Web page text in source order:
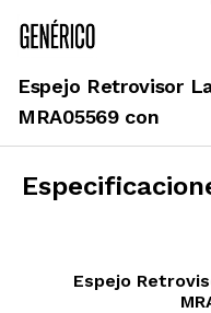
Espejo Retrovisor
MRA05569 con
Espejo